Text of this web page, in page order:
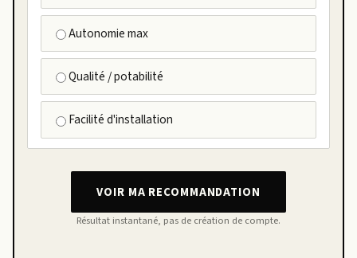
Autonomie max
Qualité / potabilité
Facilité d'installation
VOIR MA RECOMMANDATION
Résultat instantané, pas de création de compte.